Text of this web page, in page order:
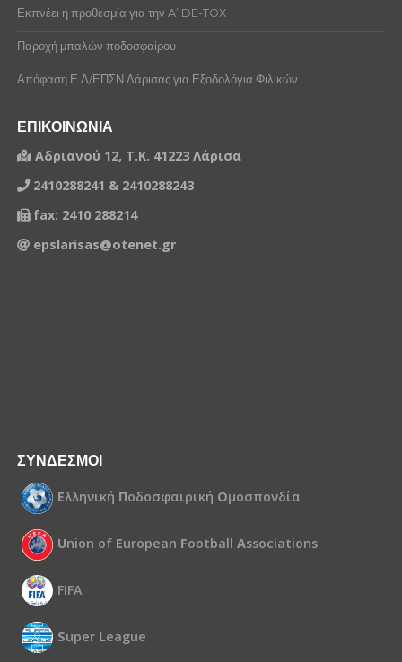
Εκπνέει η προθεσμία για την A’ DE-TOX
Παροχή μπαλών ποδοσφαίρου
Απόφαση Ε.Δ/ΕΠΣΝ Λάρισας για Εξοδολόγια Φιλικών
ΕΠΙΚΟΙΝΩΝΙΑ
Αδριανού 12, Τ.Κ. 41223 Λάρισα
2410288241 & 2410288243
fax: 2410 288214
epslarisas@otenet.gr
ΣΥΝΔΕΣΜΟΙ
Ελληνική Ποδοσφαιρική Ομοσπονδία
Union of European Football Associations
FIFA
Super League